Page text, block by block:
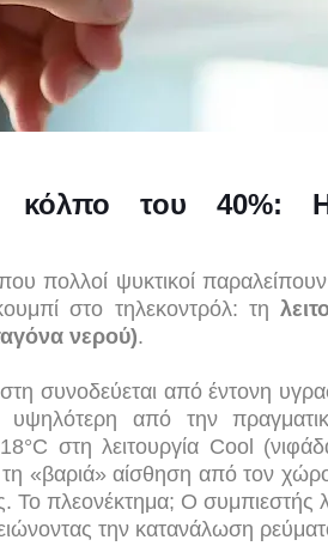
κόλπο του 40%: Η
πολλοί ψυκτικοί
στο τηλεκοντρόλ: τη
νερού).
συνοδεύεται από έντονη
υψηλότερη από την
18°C στη λειτουργία Cool
«βαριά» αίσθηση από τον
πλεονέκτημα; Ο συμπιεστής
την κατανάλωση